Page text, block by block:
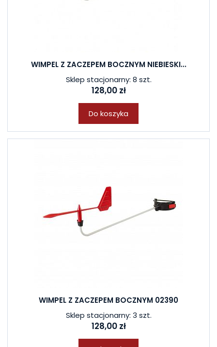
WIMPEL Z ZACZEPEM BOCZNYM NIEBIESKI...
Sklep stacjonarny: 8 szt.
128,00 zł
Do koszyka
WIMPEL Z ZACZEPEM BOCZNYM 02390
Sklep stacjonarny: 3 szt.
128,00 zł